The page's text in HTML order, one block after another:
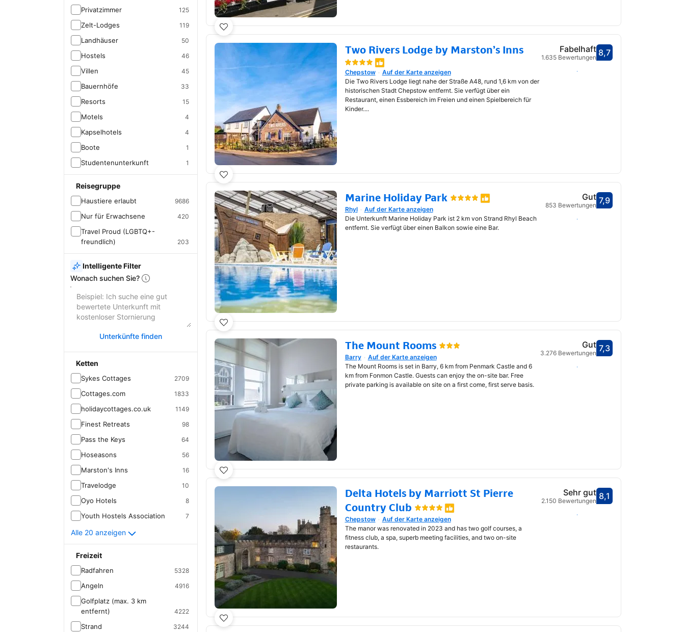
Privatzimmer 125
Zelt-Lodges 119
Landhäuser 50
Hostels 46
Villen 45
Bauernhöfe 33
Resorts 15
Motels 4
Kapselhotels 4
Boote 1
Studentenunterkunft 1
Reisegruppe
Haustiere erlaubt 9686
Nur für Erwachsene 420
Travel Proud (LGBTQ+-
freundlich)
203
Intelligente Filter
Wonach suchen Sie?
Unterkünfte finden
Ketten
Sykes Cottages 2709
Cottages.com 1833
holidaycottages.co.uk 1149
Finest Retreats 98
Pass the Keys 64
Hoseasons 56
Marston's Inns 16
Travelodge 10
Oyo Hotels 8
Youth Hostels Association 7
Alle 20 anzeigen
Freizeit
Radfahren 5328
Angeln 4916
Golfplatz (max. 3 km
entfernt)
4222
Strand 3244
Two Rivers Lodge by Marston’s Inns
Wird in neuem Fenster geöffnet
Chepstow
Auf der Karte anzeigen
Die Two Rivers Lodge liegt nahe der Straße A48, rund 1,6 km von der
historischen Stadt Chepstow entfernt. Sie verfügt über ein
Restaurant, einen Essbereich im Freien und einen Spielbereich für
Kinder....
Bewertet mit 8,7
8,7
Fabelhaft
1.635 Bewertungen
Daten auswählen
Marine Holiday Park
Wird in neuem Fenster geöffnet
Rhyl
Auf der Karte anzeigen
Die Unterkunft Marine Holiday Park ist 2 km von Strand Rhyl Beach
entfernt. Sie verfügt über einen Balkon sowie eine Bar.
Bewertet mit 7,9
7,9
Gut
853 Bewertungen
Daten auswählen
The Mount Rooms
Wird in neuem Fenster geöffnet
Barry
Auf der Karte anzeigen
The Mount Rooms is set in Barry, 6 km from Penmark Castle and 6
km from Fonmon Castle. Guests can enjoy the on-site bar. Free
private parking is available on site on a first come, first serve basis.
Bewertet mit 7,3
7,3
Gut
3.276 Bewertungen
Daten auswählen
Delta Hotels by Marriott St Pierre
Country Club
Wird in neuem Fenster geöffnet
Chepstow
Auf der Karte anzeigen
The manor was renovated in 2023 and has two golf courses, a
fitness club, a spa, superb meeting facilities, and two on-site
restaurants.
Bewertet mit 8,1
8,1
Sehr gut
2.150 Bewertungen
Daten auswählen